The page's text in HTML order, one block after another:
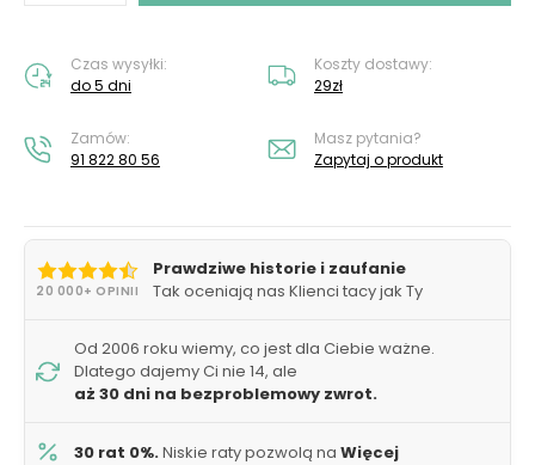
Czas wysyłki:
do 5 dni
Koszty dostawy:
29zł
Zamów:
91 822 80 56
Masz pytania?
Zapytaj o produkt
20 000+ OPINII
Prawdziwe historie i zaufanie
Tak oceniają nas Klienci tacy jak Ty
Od 2006 roku wiemy, co jest dla Ciebie ważne.
Dlatego dajemy Ci nie 14, ale
aż 30 dni na bezproblemowy zwrot.
30 rat 0%.Niskie raty pozwolą na Więcej